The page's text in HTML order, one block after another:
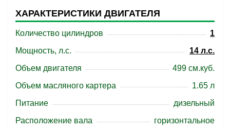
ХАРАКТЕРИСТИКИ ДВИГАТЕЛЯ
Количество цилиндров
1
Мощность, л.с.
14 л.с.
Объем двигателя
499 см.куб.
Объем масляного картера
1.65 л
Питание
дизельный
Расположение вала
горизонтальное